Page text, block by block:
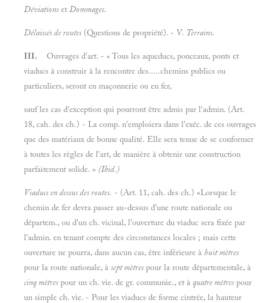
Déviations etDommages.
Délaissés de routes (Questions de propriété). - V. Terrains.
III.
Ouvrages d'art. - « Tous les aqueducs, ponceaux, ponts et
viaducs à construir à la rencontre des.....chemins publics ou
particuliers, seront en maçonnerie ou en fer,
sauf les cas d'exception qui pourront être admis par l'admin. (Art.
18, cah. des ch.) - La comp. n'emploiera dans l'exéc. de ces ouvrages
que des matériaux de bonne qualité. Elle sera tenue de se conformer
à toutes les règles de l'art, de manière à obtenir une construction
parfaitement solide. » (Ibid.)
Viaducs en dessus des routes. - (Art. 11, cah. des ch.) «Lorsque le
chemin de fer devra passer au-dessus d'une route nationale ou
départem., ou d'un ch. vicinal, l'ouverture du viaduc sera fixée par
l'admin. en tenant compte des circonstances locales ; mais cette
ouverture ne pourra, dans aucun cas, être inférieure à huit mètres
pour la route nationale, à sept mètres pour la route départementale, à
cinq mètres pour un ch. vie. de gr. communie., et à quatre mètres pour
un simple ch. vie. - Pour les viaducs de forme cintrée, la hauteur